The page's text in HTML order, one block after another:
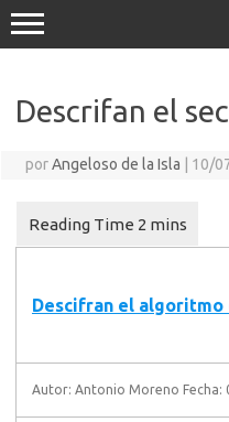
Descrifan el
porAngeloso de la Isla 10/
Descifran el algoritmo
Autor: Antonio Moreno Fecha: